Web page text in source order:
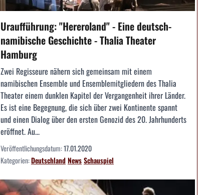
Uraufführung: "Hereroland" - Eine deutsch-
namibische Geschichte - Thalia Theater
Hamburg
Zwei Regisseure nähern sich gemeinsam mit einem
namibischen Ensemble und Ensemblemitgliedern des Thalia
Theater einem dunklen Kapitel der Vergangenheit ihrer Länder.
Es ist eine Begegnung, die sich über zwei Kontinente spannt
und einen Dialog über den ersten Genozid des 20. Jahrhunderts
eröffnet. Au...
Veröffentlichungsdatum:17.01.2020
Kategorien:DeutschlandNewsSchauspiel